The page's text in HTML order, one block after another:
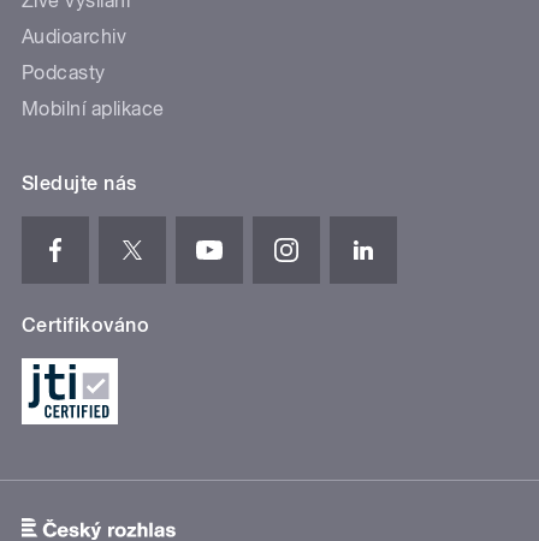
Audioarchiv
Podcasty
Mobilní aplikace
Sledujte nás
Certifikováno